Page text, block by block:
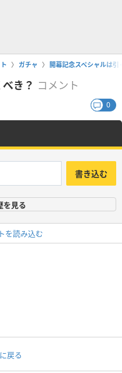
ガチャ 開幕記念スペシャルは引
き？ コメント
0
書き込む
を見る
を読み込む
戻る